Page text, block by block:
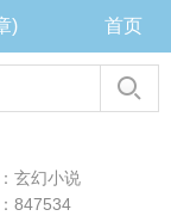
) 首页
玄幻小说
847534